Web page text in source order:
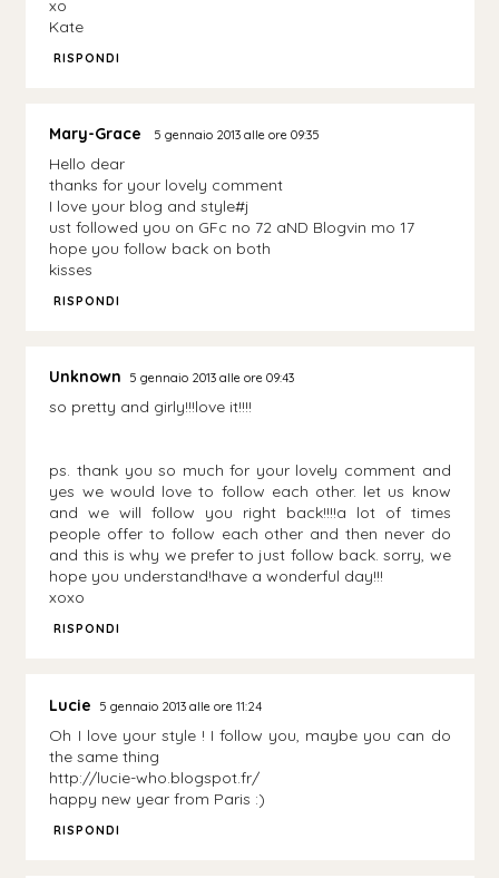
xo
Kate
RISPONDI
Mary-Grace 5 gennaio 2013 alle ore 09:35
Hello dear
thanks for your lovely comment
I love your blog and style#j
ust followed you on GFc no 72 aND Blogvin mo 17
hope you follow back on both
kisses
RISPONDI
Unknown 5 gennaio 2013 alle ore 09:43
so pretty and girly!!!love it!!!!
ps. thank you so much for your lovely comment and
yes we would love to follow each other. let us know
and we will follow you right back!!!!a lot of times
people offer to follow each other and then never do
and this is why we prefer to just follow back. sorry, we
hope you understand!have a wonderful day!!!
xoxo
RISPONDI
Lucie 5 gennaio 2013 alle ore 11:24
Oh I love your style ! I follow you, maybe you can do
the same thing
http://lucie-who.blogspot.fr/
happy new year from Paris :)
RISPONDI